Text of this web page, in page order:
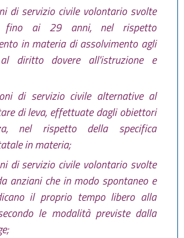
di servizio civile volontario svolte
fino ai 29 anni, nel rispetto
in materia di assolvimento agli
diritto dovere all'istruzione e
di servizio civile alternative al
di leva, effettuate dagli obiettori
nel rispetto della specifica
in materia;
di servizio civile volontario svolte
anziani che in modo spontaneo e
il proprio tempo libero alla
le modalità previste dalla